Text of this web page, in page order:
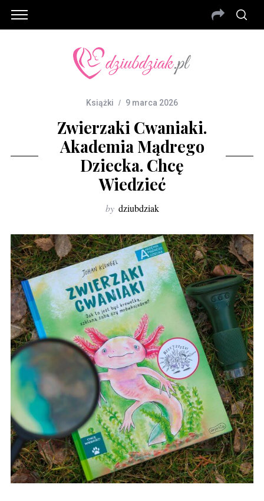
Książki 9 marca 2026
Zwierzaki Cwaniaki.
Akademia Mądrego
Dziecka. Chcę
Wiedzieć
by dziubdziak